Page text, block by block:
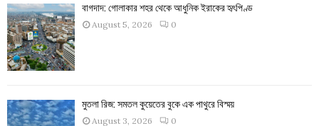
বাগদাদ: গোলাকার শহর থেকে আধুনিক ইরাকের হৃৎপিণ্ড
August 5, 2026 0
মুতলা রিজ: সমতল কুয়েতের বুকে এক পাথুরে বিস্ময়
August 3, 2026 0